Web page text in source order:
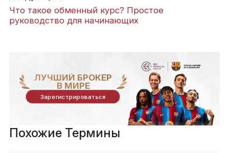
Что такое обменный курс? Простое
руководство для начинающих
ЛУЧШИЙ БРОКЕР
В МИРЕ
Зарегистрироваться
Похожие Термины